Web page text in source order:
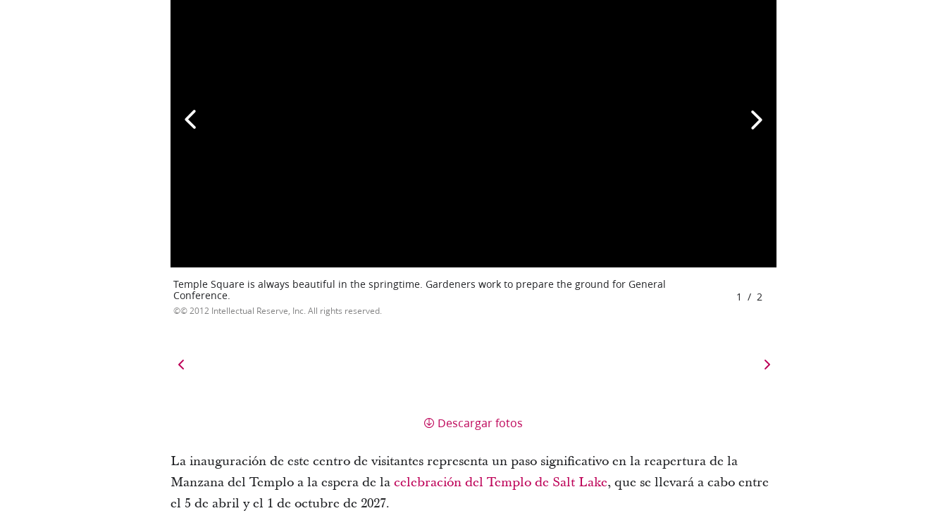
Temple Square is always beautiful in the springtime. Gardeners work to prepare the ground for General
Conference.
© 2012 Intellectual Reserve, Inc. All rights reserved.
1 / 2
Descargar fotos
La inauguración de este centro de visitantes representa un paso significativo en la reapertura de la
Manzana del Templo a la espera de la celebración del Templo de Salt Lake, que se llevará a cabo entre
el 5 de abril y el 1 de octubre de 2027.